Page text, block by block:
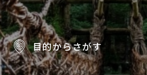
目的からさがす